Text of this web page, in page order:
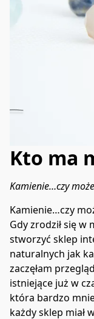
Kto ma
Kamienie…czy
Kamienie…czy
Gdy zrodził się w
stworzyć sklep
naturalnych jak
zaczęłam
istniejące już w
która bardzo
każdy sklep miał